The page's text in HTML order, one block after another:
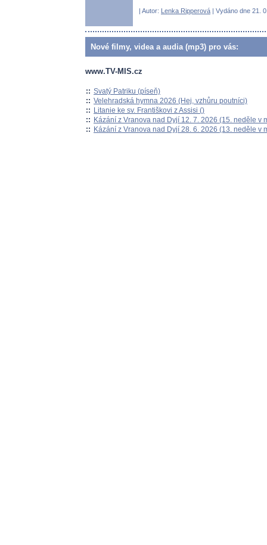
| Autor: Lenka Ripperová | Vydáno dne 21.
Nové filmy, videa a audia (mp3) pro vás:
www.TV-MIS.cz
:: Svatý Patriku (píseň)
:: Velehradská hymna 2026 (Hej, vzhůru poutníci)
:: Litanie ke sv. Františkovi z Assisi ()
:: Kázání z Vranova nad Dyjí 12. 7. 2026 (15. neděle v
:: Kázání z Vranova nad Dyjí 28. 6. 2026 (13. neděle v